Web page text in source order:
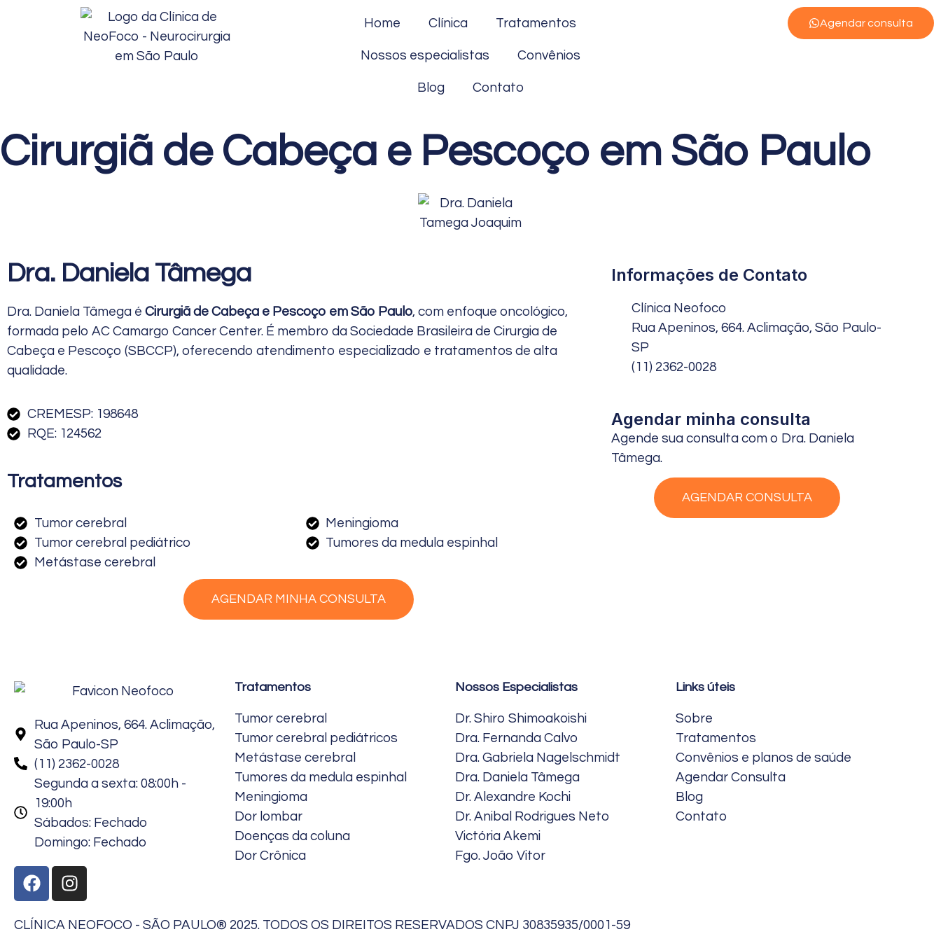
Home Clínica Tratamentos
Nossos especialistas Convênios
Blog Contato
Agendar consulta
Cirurgiã de Cabeça e Pescoço em São Paulo
Dra. Daniela Tâmega
Dra. Daniela Tâmega é Cirurgiã de Cabeça e Pescoço em São Paulo, com enfoque oncológico,
formada pelo AC Camargo Cancer Center. É membro da Sociedade Brasileira de Cirurgia de
Cabeça e Pescoço (SBCCP), oferecendo atendimento especializado e tratamentos de alta
qualidade.
CREMESP: 198648
RQE: 124562
Tratamentos
Tumor cerebral
Tumor cerebral pediátrico
Metástase cerebral
Meningioma
Tumores da medula espinhal
AGENDAR MINHA CONSULTA
Informações de Contato
Clínica Neofoco
Rua Apeninos, 664. Aclimação, São Paulo-
SP
(11) 2362-0028
Agendar minha consulta
Agende sua consulta com o Dra. Daniela
Tâmega.
AGENDAR CONSULTA
Rua Apeninos, 664. Aclimação,
São Paulo-SP
(11) 2362-0028
Segunda a sexta: 08:00h -
19:00h
Sábados: Fechado
Domingo: Fechado
Tratamentos
Tumor cerebral
Tumor cerebral pediátricos
Metástase cerebral
Tumores da medula espinhal
Meningioma
Dor lombar
Doenças da coluna
Dor Crônica
Nossos Especialistas
Dr. Shiro Shimoakoishi
Dra. Fernanda Calvo
Dra. Gabriela Nagelschmidt
Dra. Daniela Tâmega
Dr. Alexandre Kochi
Dr. Anibal Rodrigues Neto
Victória Akemi
Fgo. João Vitor
Links úteis
Sobre
Tratamentos
Convênios e planos de saúde
Agendar Consulta
Blog
Contato
CLÍNICA NEOFOCO - SÃO PAULO® 2025. TODOS OS DIREITOS RESERVADOS CNPJ 30835935/0001-59